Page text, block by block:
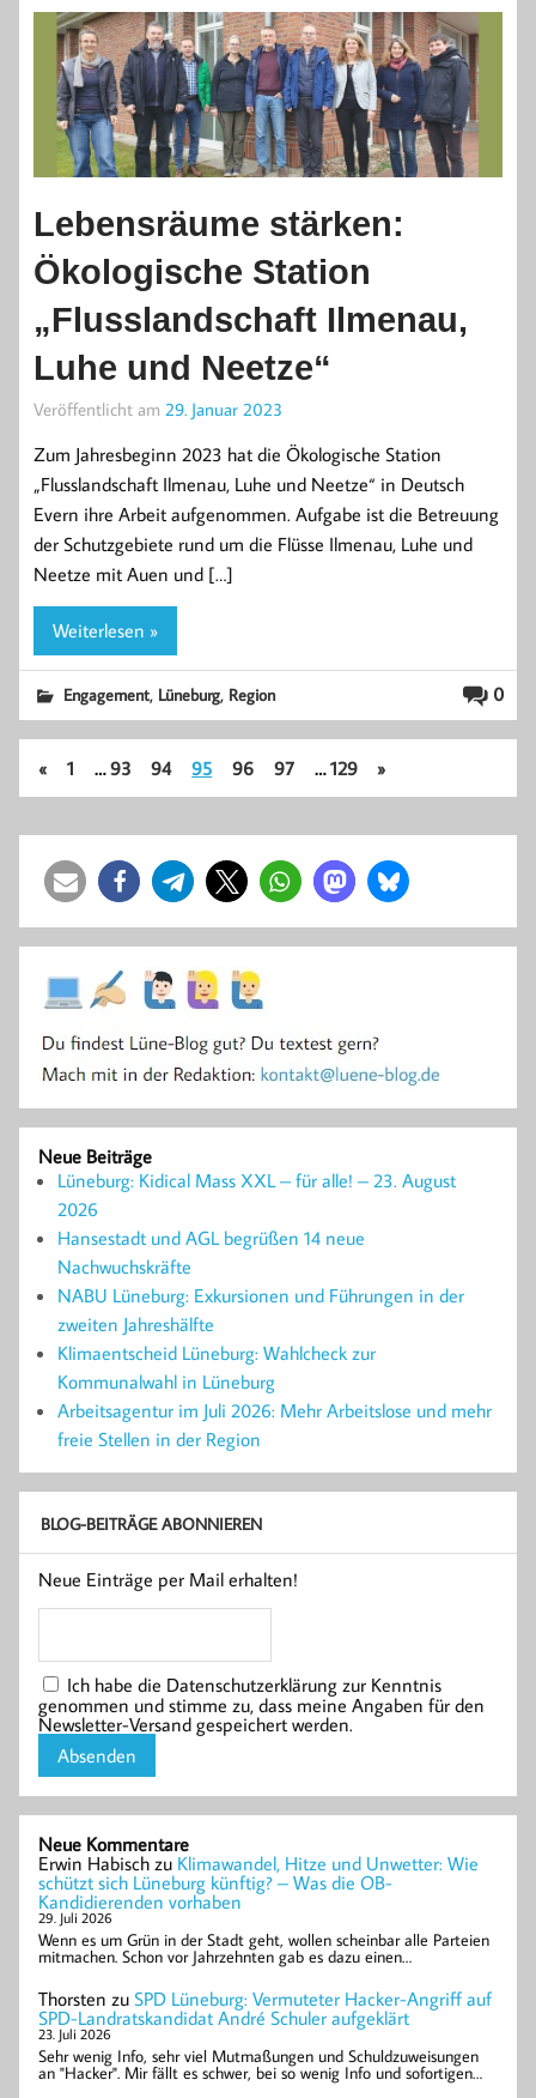
Lebensräume stärken:
Ökologische Station
„Flusslandschaft Ilmenau,
Luhe und Neetze“
Veröffentlicht am 29. Januar 2023
Zum Jahresbeginn 2023 hat die Ökologische Station
„Flusslandschaft Ilmenau, Luhe und Neetze“ in Deutsch
Evern ihre Arbeit aufgenommen. Aufgabe ist die Betreuung
der Schutzgebiete rund um die Flüsse Ilmenau, Luhe und
Neetze mit Auen und […]
Weiterlesen »
0
Engagement, Lüneburg, Region
« 1 … 93 94 95 96 97 … 129 »
Neue Beiträge
Lüneburg: Kidical Mass XXL – für alle! – 23. August
2026
Hansestadt und AGL begrüßen 14 neue
Nachwuchskräfte
NABU Lüneburg: Exkursionen und Führungen in der
zweiten Jahreshälfte
Klimaentscheid Lüneburg: Wahlcheck zur
Kommunalwahl in Lüneburg
Arbeitsagentur im Juli 2026: Mehr Arbeitslose und mehr
freie Stellen in der Region
BLOG-BEITRÄGE ABONNIEREN
Neue Einträge per Mail erhalten!
Ich habe die Datenschutzerklärung zur Kenntnis
genommen und stimme zu, dass meine Angaben für den
Newsletter-Versand gespeichert werden.
Neue Kommentare
Erwin Habisch zu Klimawandel, Hitze und Unwetter: Wie
schützt sich Lüneburg künftig? – Was die OB-
Kandidierenden vorhaben
29. Juli 2026
Wenn es um Grün in der Stadt geht, wollen scheinbar alle Parteien
mitmachen. Schon vor Jahrzehnten gab es dazu einen…
Thorsten zu SPD Lüneburg: Vermuteter Hacker-Angriff auf
SPD-Landratskandidat André Schuler aufgeklärt
23. Juli 2026
Sehr wenig Info, sehr viel Mutmaßungen und Schuldzuweisungen
an "Hacker". Mir fällt es schwer, bei so wenig Info und sofortigen…